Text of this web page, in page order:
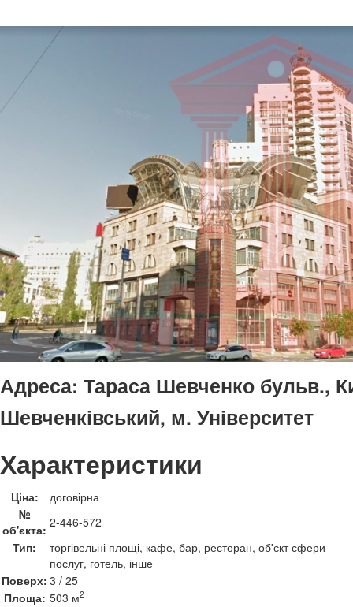
Адреса: Тараса Шевченко бульв.,
Шевченківський, м. Університет
Характеристики
Ціна:
договірна
№
об'єкта: 2-446-572
Тип:
торгівельні площі, кафе, бар, ресторан, об'єкт сфери
послуг, готель, інше
Поверх: 3 / 25
Площа: 503 м2